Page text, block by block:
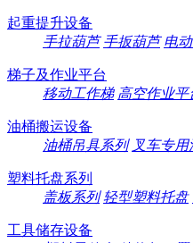
起重提升设备
手拉葫芦 手扳葫芦 电
梯子及作业平台
移动工作梯 高空作业平
油桶搬运设备
油桶吊具系列 叉车专
塑料托盘系列
盖板系列 轻型塑料托盘
工具储存设备